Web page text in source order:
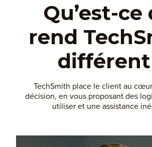
Qu’est-ce
rend
différent
TechSmith place le client au
décision, en vous proposant des
utiliser et une assistance